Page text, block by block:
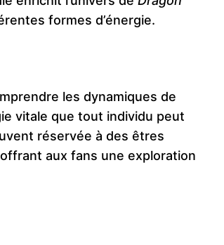
formes d’énergie.
les dynamiques de
vitale que tout individu peut
réservée à des êtres
aux fans une exploration